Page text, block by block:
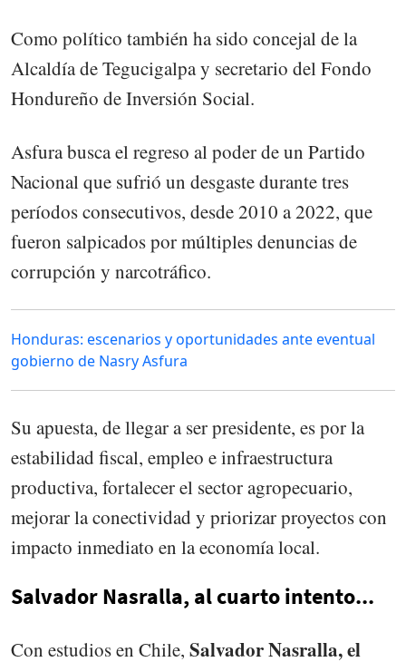
Como político también ha sido concejal de la
Alcaldía de Tegucigalpa y secretario del Fondo
Hondureño de Inversión Social.
Asfura busca el regreso al poder de un Partido
Nacional que sufrió un desgaste durante tres
períodos consecutivos, desde 2010 a 2022, que
fueron salpicados por múltiples denuncias de
corrupción y narcotráfico.
Honduras: escenarios y oportunidades ante eventual
gobierno de Nasry Asfura
Su apuesta, de llegar a ser presidente, es por la
estabilidad fiscal, empleo e infraestructura
productiva, fortalecer el sector agropecuario,
mejorar la conectividad y priorizar proyectos con
impacto inmediato en la economía local.
Salvador Nasralla, al cuarto intento...
Con estudios en Chile, Salvador Nasralla, el